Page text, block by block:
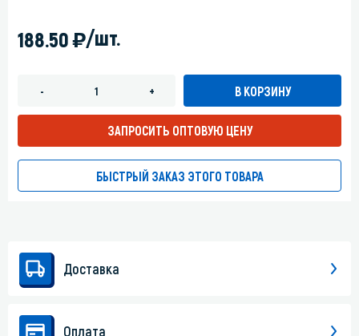
188.50)/шт.
- + В КОРЗИНУ
ЗАПРОСИТЬ ОПТОВУЮ ЦЕНУ
БЫСТРЫЙ ЗАКАЗ ЭТОГО ТОВАРА
Доставка
Оплата